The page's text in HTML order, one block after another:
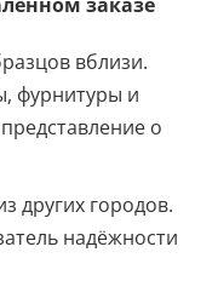
вблизи.
фурнитуры и
о
других городов.
надёжности